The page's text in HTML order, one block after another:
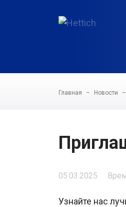
Главная Новости
05.03.2025
Узнайте нас